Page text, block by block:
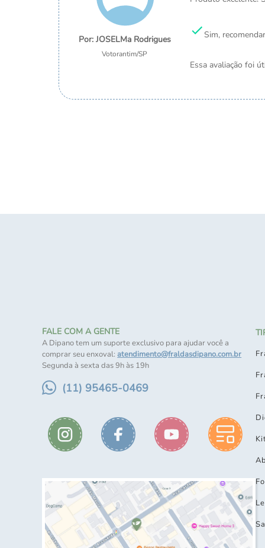
JOSELMa Rodrigues
Votorantim/SP
Sim,
Essa avaliação foi
FALE COM A GENTE
A Dipano tem um suporte exclusivo para ajudar você a
comprar seu enxoval:atendimento@fraldasdipano.com.br
Segunda à sexta das 9h às 19h
(11) 95465-0469